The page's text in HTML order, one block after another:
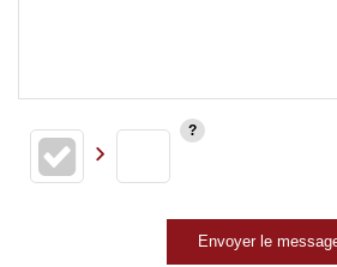
Envoyer le